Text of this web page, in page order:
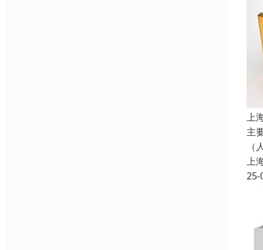
上
主
上
25-